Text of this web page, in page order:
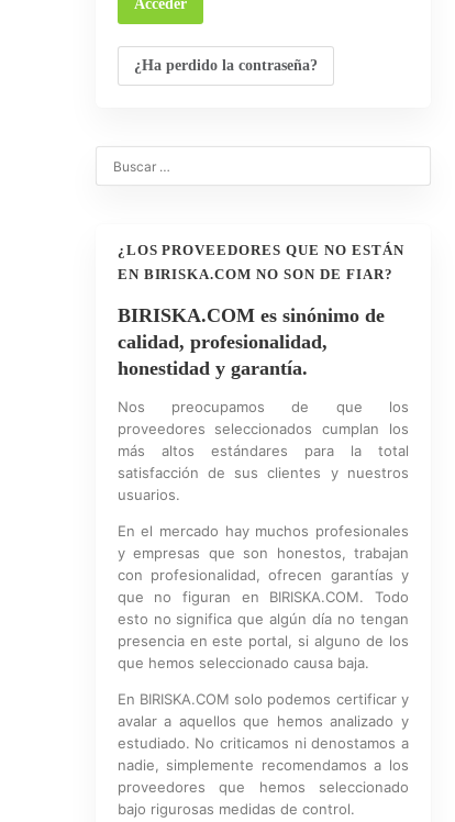
¿Ha perdido la contraseña?
¿LOS PROVEEDORES QUE NO ESTÁN
EN BIRISKA.COM NO SON DE FIAR?
BIRISKA.COM es sinónimo de
calidad, profesionalidad,
honestidad y garantía.
Nos preocupamos de que los
proveedores seleccionados cumplan los
más altos estándares para la total
satisfacción de sus clientes y nuestros
usuarios.
En el mercado hay muchos profesionales
y empresas que son honestos, trabajan
con profesionalidad, ofrecen garantías y
que no figuran en BIRISKA.COM. Todo
esto no significa que algún día no tengan
presencia en este portal, si alguno de los
que hemos seleccionado causa baja.
En BIRISKA.COM solo podemos certificar y
avalar a aquellos que hemos analizado y
estudiado. No criticamos ni denostamos a
nadie, simplemente recomendamos a los
proveedores que hemos seleccionado
bajo rigurosas medidas de control.